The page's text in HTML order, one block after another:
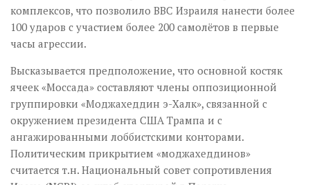
комплексов, что позволило ВВС Израиля нанести более
100 ударов с участием более 200 самолётов в первые
часы агрессии.
Высказывается предположение, что основной костяк
ячеек «Моссада» составляют члены оппозиционной
группировки «Моджахеддин э-Халк», связанной с
окружением президента США Трампа и с
ангажированными лоббистскими конторами.
Политическим прикрытием «моджахеддинов»
считается т.н. Национальный совет сопротивления